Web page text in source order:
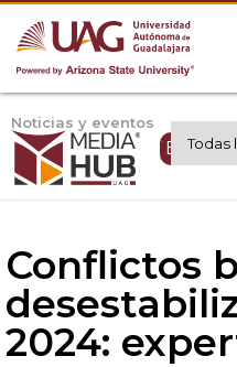
Noticias y eventos
Conflictos
2024: